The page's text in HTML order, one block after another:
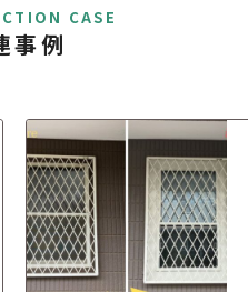
CASE
事例